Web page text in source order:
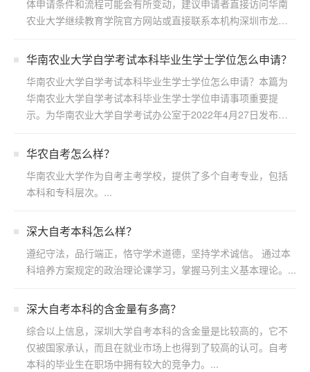
体申请条件和流程可能会有所变动，建议申请者直接访问华南
农业大学继续教育学院官方网站或直接联系本机构深圳市龙岗
华南农业大学自学考试本科毕业生学士学位怎么申请？
华南农业大学自学考试本科毕业生学士学位怎么申请？本篇为
华南农业大学自学考试本科毕业生学士学位申请事项重要提
示。为华南农业大学自学考试办公室于2022年4月27日发布，
华农自考怎么样？
华南农业大学作为自考主考学校，提供了多个自考专业，包括
本科和专科层次。...
深大自考本科怎么样？
遵纪守法，品行端正，恪守学术道德，坚持学术诚信。 通过本
科培养方案规定的政治理论课学习，掌握马列主义基本理论。...
​深大自考本科的含金量有多高？
综合以上信息，深圳大学自考本科的含金量是比较高的，它不
仅被国家承认，而且在就业市场上也得到了较高的认可。自考
本科的毕业生在职场中拥有较大的竞争力。...